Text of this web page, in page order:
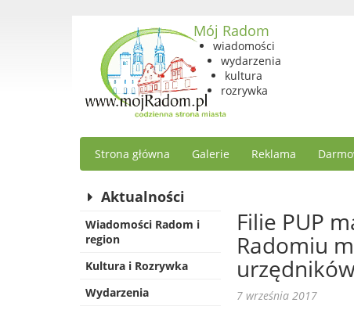
Mój Radom
wiadomości
wydarzenia
kultura
rozrywka
Strona główna Galerie Reklama
Aktualności
Wiadomości Radom i
region
Kultura i Rozrywka
Wydarzenia
Filie PUP
Radomiu
7 września 2017